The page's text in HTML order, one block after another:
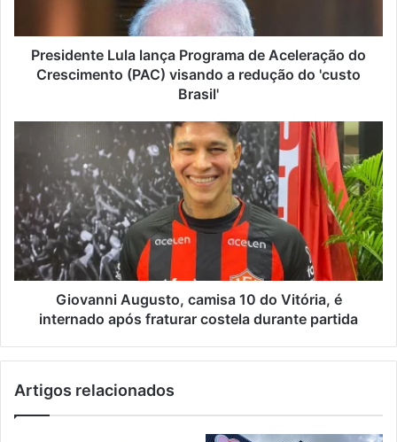
Presidente Lula lança Programa de Aceleração do
Crescimento (PAC) visando a redução do 'custo
Brasil'
Giovanni Augusto, camisa 10 do Vitória, é
internado após fraturar costela durante partida
Artigos relacionados